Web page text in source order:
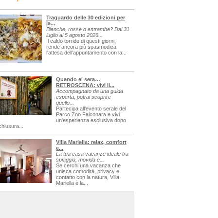
Traguardo delle 30 edizioni per
la...
Bianche, rosse o entrambe? Dal 31
luglio al 5 agosto 2026...
Il caldo torrido di questi giorni,
rende ancora più spasmodica
l'attesa dell'appuntamento con la...
Quando e' sera…
RETROSCENA: vivi il...
Accompagnato da una guida
esperta, potrai scoprire
quello...
Partecipa all'evento serale del
Parco Zoo Falconara e vivi
un'esperienza esclusiva dopo
Villa Mariella: relax, comfort
e...
La tua casa vacanze ideale tra
spiaggia, movida e...
Se cerchi una vacanza che
unisca comodità, privacy e
contatto con la natura, Villa
Mariella è la...